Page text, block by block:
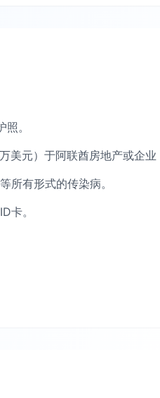
。
美元）于阿联酋房地产或企业
所有形式的传染病。
卡。